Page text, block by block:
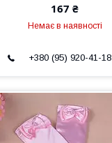
167 ₴
Немає в наявності
+380 (95) 920-41-18